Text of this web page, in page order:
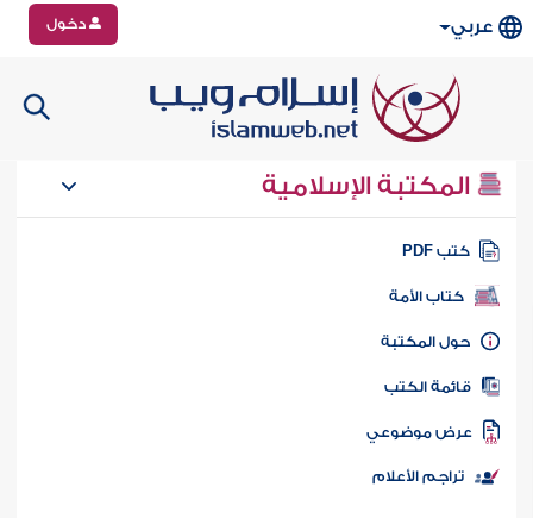
عربي دخول
المكتبة الإسلامية
كتب PDF
كتاب الأمة
المكتبة
الكتب
موضوعي